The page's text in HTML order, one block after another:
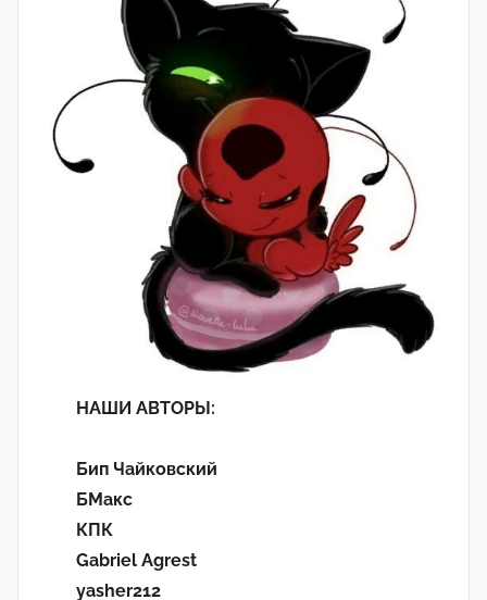
НАШИ АВТОРЫ:
Бип Чайковский
БМакс
КПК
Gabriel Agrest
yasher212